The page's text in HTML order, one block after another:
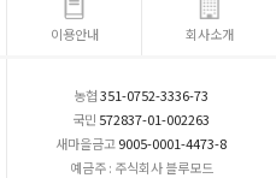
이용안내 회사소개
농협351-0752-3336-73
국민 572837-01-002263
새마을금고9005-0001-4473-8
예금주 : 주식회사 블루모드